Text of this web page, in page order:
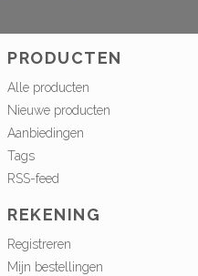
PRODUCTEN
Alle producten
Nieuwe producten
Aanbiedingen
Tags
RSS-feed
REKENING
Registreren
Mijn bestellingen